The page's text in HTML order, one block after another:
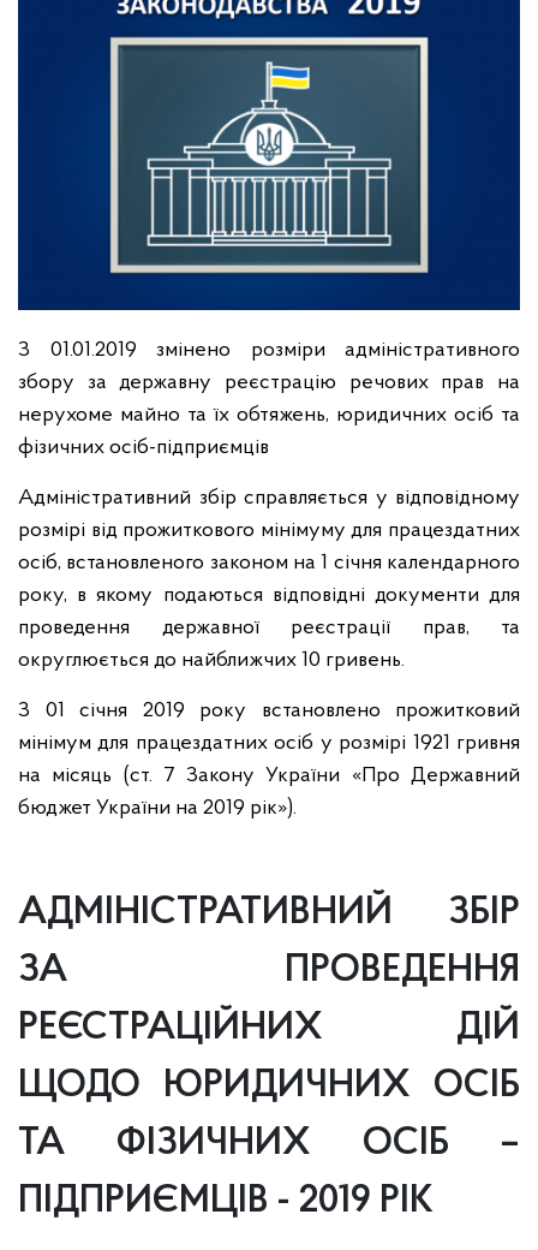
З 01.01.2019 змінено розміри адміністративного
збору за державну реєстрацію речових прав на
нерухоме майно та їх обтяжень, юридичних осіб та
фізичних осіб-підприємців
Адміністративний збір справляється у відповідному
розмірі від прожиткового мінімуму для працездатних
осіб, встановленого законом на 1 січня календарного
року, в якому подаються відповідні документи для
проведення державної реєстрації прав, та
округлюється до найближчих 10 гривень.
З 01 січня 2019 року встановлено прожитковий
мінімум для працездатних осіб у розмірі 1921 гривня
на місяць (ст. 7 Закону України «Про Державний
бюджет України на 2019 рік»).
АДМІНІСТРАТИВНИЙ ЗБІР
ЗА ПРОВЕДЕННЯ
РЕЄСТРАЦІЙНИХ ДІЙ
ЩОДО ЮРИДИЧНИХ ОСІБ
ТА ФІЗИЧНИХ ОСІБ –
ПІДПРИЄМЦІВ - 2019 РІК